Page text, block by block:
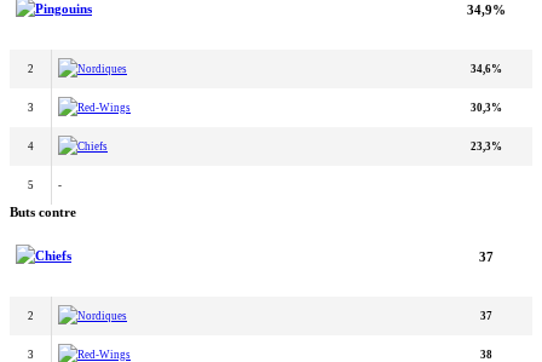
Pingouins 34,9%
2 Nordiques 34,6%
3 Red-Wings 30,3%
4 Chiefs 23,3%
5 -
Buts contre
Chiefs 37
2 Nordiques 37
3 Red-Wings 38